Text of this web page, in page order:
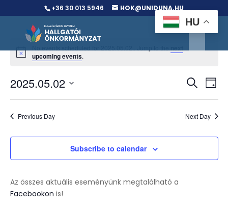
+36 30 013 5946 HOK@UNIDUNA.HU
upcoming events.
Events
Views
Search
Day
2025.05.02
Previous Day Next Day
Subscribe to calendar
Az összes aktuális eseményünk megtalálható a
Facebookon is!
HU